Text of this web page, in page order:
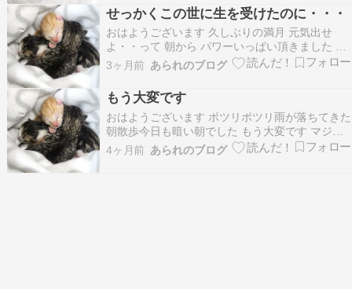
くすく成長中 保護時 ８４g 今朝 １７８g まだま
だ小さいけど大きくなりました そろそろ…
せっかくこの世に生を受けたのに・・・
おはようございます 久しぶりの満月 元気出せ
よ・・って 朝から パワーいっぱい頂きました ２
８日の朝一に 保護した３つの小さな命 キジっ子
亡くなりました 看護士Kさんが 細目にお世話をし
てくださいましたが ミルクを飲まなくなって カ
テーテルで授乳 お腹はいっぱいになったのに
生…
3ヶ月前 あられのブログ
もう大変です
おはようございます ポツリポツリ雨が落ちてきた
朝散歩今日も暗い朝でした もう大変です マジ大
変です 時系列で書いていきます 一昨日 胎盤が付
いた乳飲み子が 亡くなっていて その子を産んだ
4ヶ月前 あられのブログ